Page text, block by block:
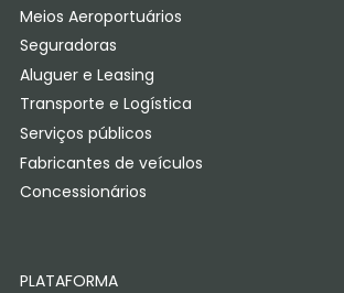
Meios Aeroportuários
Seguradoras
Aluguer e Leasing
Transporte e Logística
Serviços públicos
Fabricantes de veículos
Concessionários
PLATAFORMA